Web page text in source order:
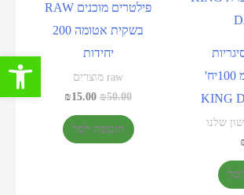
פתח
ארוכים 7מ"מ 100יח'
שלנו
פילטרים מוכנים RAW
בשקית אטומה 200
יחידות
raw מוצרים
₪50.00
₪15.00
הוספה לסל